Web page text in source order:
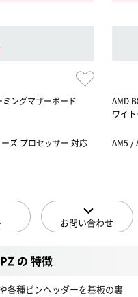
ングマザーボード
ズ プロセッサー 対応
AMD
ワイ
AM5 /
お問い合わせ
の 特徴
各種ピンヘッダーを基板の裏